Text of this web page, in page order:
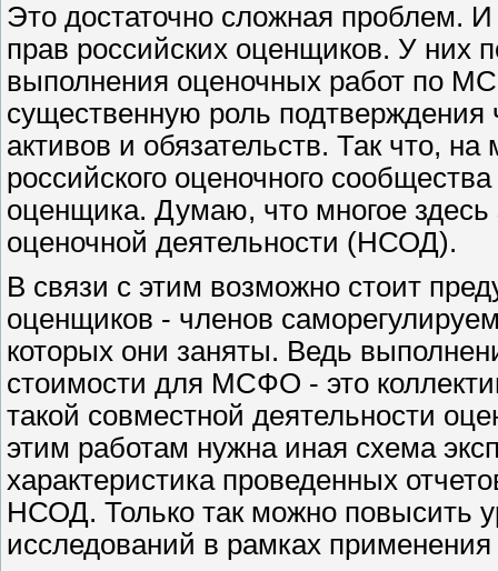
Это достаточно сложная проблем.
прав российских оценщиков. У них
выполнения оценочных работ по
существенную роль подтверждения
активов и обязательств. Так что,
российского оценочного
оценщика. Думаю, что многое здесь
оценочной деятельности (НСОД).
В связи с этим возможно стоит
оценщиков - членов
которых они заняты. Ведь
стоимости для МСФО - это
такой совместной деятельности
этим работам нужна иная схема
характеристика проведенных
НСОД. Только так можно повысить
исследований в рамках